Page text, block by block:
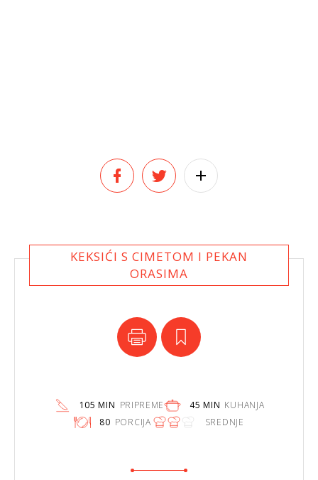
KEKSIĆI S CIMETOM I PEKAN
ORASIMA
105 MIN PRIPREME 45 MIN KUHANJA
80 PORCIJA SREDNJE